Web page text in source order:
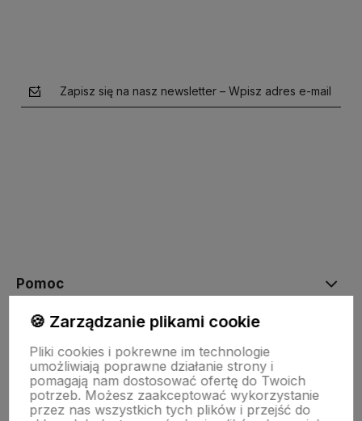
Zapisz się na nasz newsletter – Wpisz adres e-mail
Pomoc
Płatności i dostawa
🍪 Zarządzanie plikami cookie
Pliki cookies i pokrewne im technologie
umożliwiają poprawne działanie strony i
pomagają nam dostosować ofertę do Twoich
potrzeb. Możesz zaakceptować wykorzystanie
przez nas wszystkich tych plików i przejść do